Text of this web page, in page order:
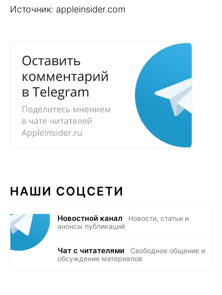
Источник: appleinsider.com
НАШИ СОЦСЕТИ
Новостной канал
Новости, статьи и
анонсы публикаций
Чат с читателями
Свободное общение и
обсуждение материалов